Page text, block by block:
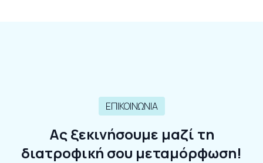
ΕΠΙΚΟΙΝΩΝΙΑ
Ας ξεκινήσουμε μαζί τη
διατροφική σου μεταμόρφωση!